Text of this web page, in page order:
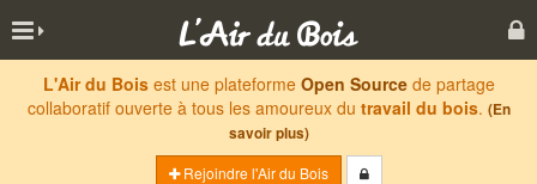
L'Air du Boisest une plateforme Open Sourcede partage
collaboratif ouverte à tous les amoureux du travail du bois. (En
savoir plus)
Rejoindre l'Air du Bois